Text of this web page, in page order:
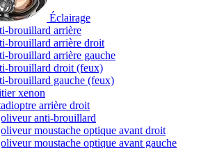
Éclairage
brouillard arrière
brouillard arrière droit
brouillard arrière gauche
brouillard droit (feux)
brouillard gauche (feux)
xenon
arrière droit
anti-brouillard
moustache optique avant droit
moustache optique avant gauche